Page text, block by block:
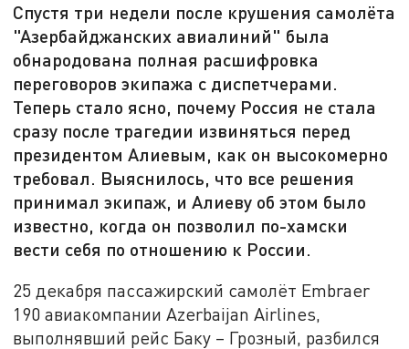
Спустя три недели после крушения самолёта
"Азербайджанских авиалиний" была
обнародована полная расшифровка
переговоров экипажа с диспетчерами.
Теперь стало ясно, почему Россия не стала
сразу после трагедии извиняться перед
президентом Алиевым, как он высокомерно
требовал. Выяснилось, что все решения
принимал экипаж, и Алиеву об этом было
известно, когда он позволил по-хамски
вести себя по отношению к России.
25 декабря пассажирский самолёт Embraer
190 авиакомпании Azerbaijan Airlines,
выполнявший рейс Баку – Грозный, разбился